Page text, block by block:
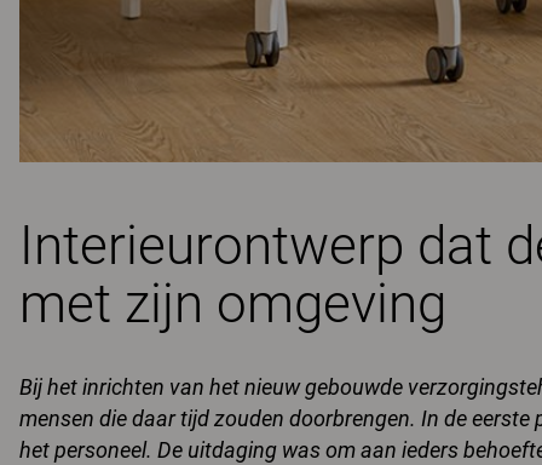
Interieurontwerp dat
met zijn omgeving
Bij het inrichten van het nieuw gebouwde
mensen die daar tijd zouden doorbrengen. In de
het personeel. De uitdaging was om aan ieders